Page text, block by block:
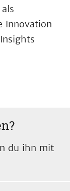
Innovation
du ihn mit